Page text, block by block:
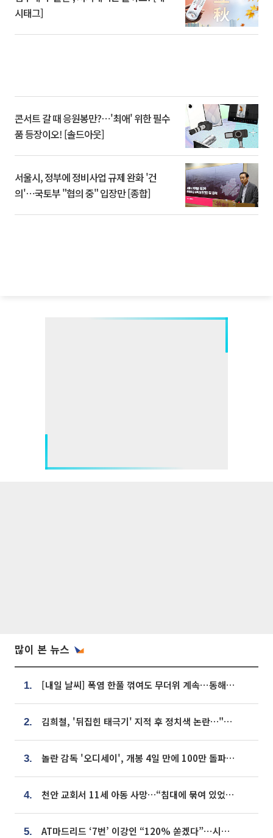
시태그]
콘서트 갈 때 응원봉만?⋯'최애' 위한 필수
품 등장이오! [솔드아웃]
서울시, 정부에 정비사업 규제 완화 '건
의'⋯국토부 "협의 중" 입장만 [종합]
많이 본 뉴스
1. [내일 날씨] 폭염 한풀 꺾여도 무더위 계속⋯동해안 이틀 연속 비
2. 김희철, '뒤집힌 태극기' 지적 후 정치색 논란…"좌우 떠나 우리나라 국기"
3. 놀란 감독 '오디세이', 개봉 4일 만에 100만 돌파⋯'왕사남' 보다 빠르다
4. 천안 교회서 11세 아동 사망…“침대에 묶여 있었다” 진술 확보
5. AT마드리드 ‘7번’ 이강인 “120% 쏟겠다”⋯시메오네 감독 “필요한 선수”